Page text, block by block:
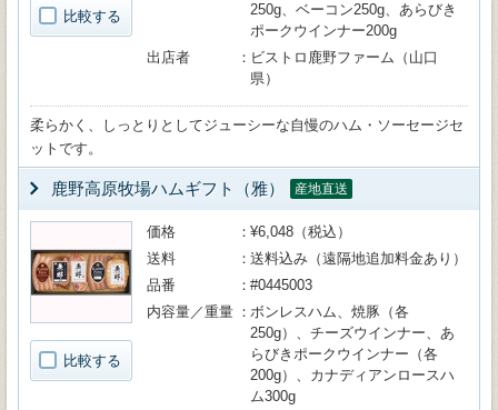
比較する
250g、ベーコン250g、あらびき
ポークウインナー200g
出店者
ビストロ鹿野ファーム（山口
県）
柔らかく、しっとりとしてジューシーな自慢のハム・ソーセージセ
ットです。
鹿野高原牧場ハムギフト（雅） 産地直送
比較する
価格
¥6,048（税込）
送料
送料込み（遠隔地追加料金あり）
品番
#0445003
内容量／重量
ボンレスハム、焼豚（各
250g）、チーズウインナー、あ
らびきポークウインナー（各
200g）、カナディアンロースハ
ム300g